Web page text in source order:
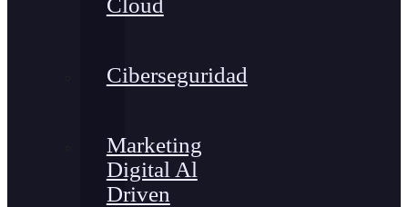
Cloud
Ciberseguridad
Marketing
Digital Al
Driven